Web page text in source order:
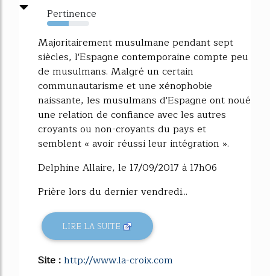
Pertinence
51%
Majoritairement musulmane pendant sept
siècles, l'Espagne contemporaine compte peu
de musulmans. Malgré un certain
communautarisme et une xénophobie
naissante, les musulmans d'Espagne ont noué
une relation de confiance avec les autres
croyants ou non-croyants du pays et
semblent « avoir réussi leur intégration ».
Delphine Allaire, le 17/09/2017 à 17h06
Prière lors du dernier vendredi...
LIRE LA SUITE
Site :http://www.la-croix.com